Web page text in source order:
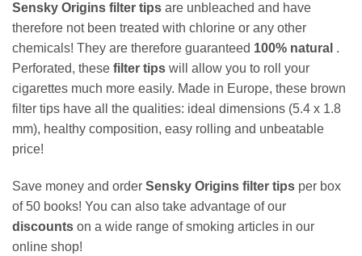
Sensky Origins filter tips are unbleached and have
therefore not been treated with chlorine or any other
chemicals! They are therefore guaranteed 100% natural .
Perforated, these filter tips will allow you to roll your
cigarettes much more easily. Made in Europe, these brown
filter tips have all the qualities: ideal dimensions (5.4 x 1.8
mm), healthy composition, easy rolling and unbeatable
price!
Save money and order Sensky Origins filter tips per box
of 50 books! You can also take advantage of our
discounts on a wide range of smoking articles in our
online shop!